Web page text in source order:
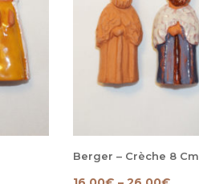
Berger – Crèche 8 Cm